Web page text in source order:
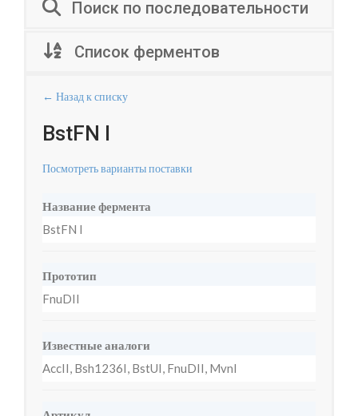
Поиск по последовательности
Список ферментов
← Назад к списку
BstFN I
Посмотреть варианты поставки
Название фермента
BstFN I
Прототип
FnuDII
Известные аналоги
AccII, Bsh1236I, BstUI, FnuDII, MvnI